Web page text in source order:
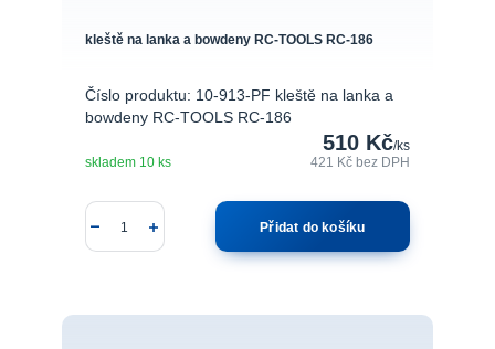
kleště na lanka a bowdeny RC-TOOLS RC-186
Číslo produktu: 10-913-PF kleště na lanka a
bowdeny RC-TOOLS RC-186
510 Kč/ks
421 Kč bez DPH
skladem 10 ks
Přidat do košíku